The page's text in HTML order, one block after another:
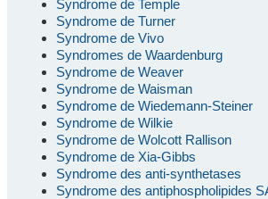
Syndrome de Temple
Syndrome de Turner
Syndrome de Vivo
Syndromes de Waardenburg
Syndrome de Weaver
Syndrome de Waisman
Syndrome de Wiedemann-Steiner
Syndrome de Wilkie
Syndrome de Wolcott Rallison
Syndrome de Xia-Gibbs
Syndrome des anti-synthetases
Syndrome des antiphospholipides